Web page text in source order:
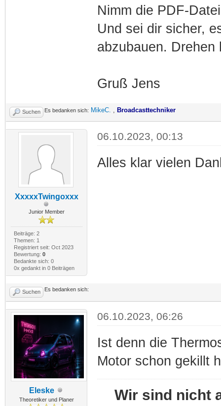
Nimm die PDF-
Und sei dir sicher,
abzubauen. Drehen
Gruß Jens
Suchen Es bedanken sich: MikeC. Broadcasttechniker
XxxxxTwingoxxx
Junior Member
Beiträge: 2
Themen: 1
Registriert seit: Oct 2023
Bewertung: 0
Bedankte sich: 0
0x gedankt in 0 Beiträgen
06.10.2023, 00:13
Alles klar vielen
Suchen Es bedanken sich:
Eleske
Theoretiker und Planer
06.10.2023, 06:26
Ist denn die
Motor schon gekillt
Wir sind nicht